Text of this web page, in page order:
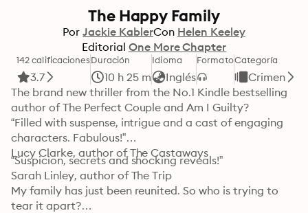
The Happy Family
Por Jackie KablerCon Helen Keeley
Editorial One More Chapter
142 calificaciones
3.7
Duración
10 h 25 m
Idioma
Inglés
FormatoCategoría
Crimen
The brand new thriller from the No.1 Kindle bestselling
author of The Perfect Couple and Am I Guilty?
“Filled with suspense, intrigue and a cast of engaging
characters. Fabulous!”
Lucy Clarke, author of The Castaways
“Suspicion, secrets and shocking reveals!”
Sarah Linley, author of The Trip
My family has just been reunited. So who is trying to
tear it apart?